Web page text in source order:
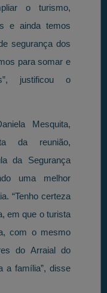
o turismo,
e ainda temos
segurança dos
para somar e
justificou o
Mesquita,
da reunião,
da Segurança
uma melhor
“Tenho certeza
em que o turista
com o mesmo
do Arraial do
a família”, disse